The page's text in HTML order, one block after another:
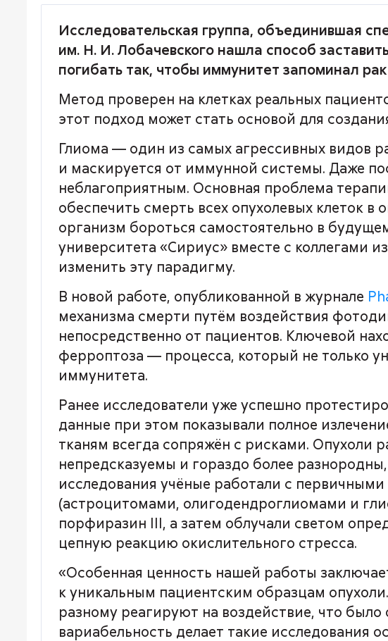
Исследовательская группа, объединившая
им. Н. И. Лобачевского нашла способ
погибать так, чтобы иммунитет запоминал
Метод проверен на клетках реальных
этот подход может стать основой для
Глиома — один из самых агрессивных видов
и маскируется от иммунной системы. Даже
неблагоприятным. Основная проблема
обеспечить смерть всех опухолевых клеток
организм бороться самостоятельно в
университета «Сириус» вместе с коллегами
изменить эту парадигму.
В новой работе, опубликованной в журнале
механизма смерти путём воздействия
непосредственно от пациентов. Ключевой
ферроптоза — процесса, который не только
иммунитета.
Ранее исследователи уже успешно
данные при этом показывали полное
тканям всегда сопряжён с рисками. Опухоли
непредсказуемы и гораздо более
исследования учёные работали с
(астроцитомами, олигодендроглиомами и
порфиразин III, а затем облучали светом
цепную реакцию окислительного стресса.
«Особенная ценность нашей работы
к уникальным пациентским образцам
разному реагируют на воздействие, что
вариабельность делает такие исследования